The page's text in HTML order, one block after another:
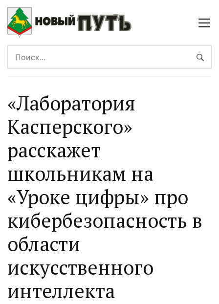
«Лаборатория
Касперского»
расскажет
школьникам на
«Уроке цифры» про
кибербезопасность в
области
искусственного
интеллекта